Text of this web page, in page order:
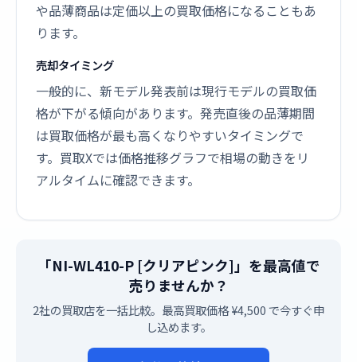
や品薄商品は定価以上の買取価格になることもあ
ります。
売却タイミング
一般的に、新モデル発表前は現行モデルの買取価
格が下がる傾向があります。発売直後の品薄期間
は買取価格が最も高くなりやすいタイミングで
す。買取Xでは価格推移グラフで相場の動きをリ
アルタイムに確認できます。
「NI-WL410-P [クリアピンク]」を最高値で
売りませんか？
2社の買取店を一括比較。最高買取価格 ¥4,500 で今すぐ申
し込めます。